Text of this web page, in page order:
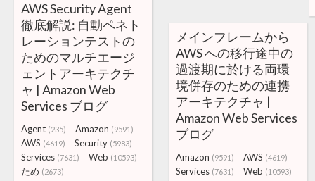
AWS Security Agent
徹底解説: 自動ペネト
レーションテストの
ためのマルチエージ
ェントアーキテクチ
ャ | Amazon Web
Services ブログ
Agent (235) Amazon (9591)
AWS (4619) Security (5983)
Services (7631) Web (10593)
ため (2673)
メインフレームから
AWS への移行途中の
過渡期に於ける両環
境併存のための連携
アーキテクチャ |
Amazon Web Services
ブログ
Amazon (9591) AWS (4619)
Services (7631) Web (10593)